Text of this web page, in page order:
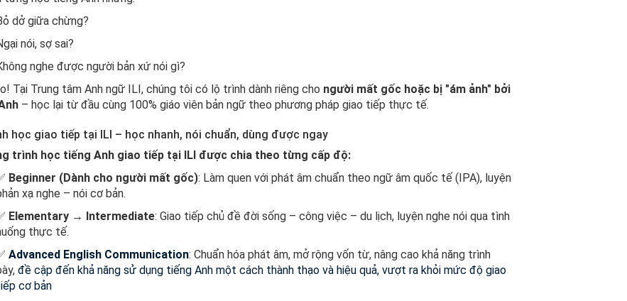
dở giữa chừng?
nói, sợ sai?
nghe được người bản xứ nói gì?
Tại Trung tâm Anh ngữ ILI, chúng tôi có lộ trình dành riêng cho người mất gốc hoặc bị "ám ảnh" bởi
– học lại từ đầu cùng 100% giáo viên bản ngữ theo phương pháp giao tiếp thực tế.
học giao tiếp tại ILI – học nhanh, nói chuẩn, dùng được ngay
trình học tiếng Anh giao tiếp tại ILI được chia theo từng cấp độ:
Beginner (Dành cho người mất gốc): Làm quen với phát âm chuẩn theo ngữ âm quốc tế (IPA), luyện
xạ nghe – nói cơ bản.
Elementary → Intermediate: Giao tiếp chủ đề đời sống – công việc – du lịch, luyện nghe nói qua tình
thực tế.
Advanced English Communication: Chuẩn hóa phát âm, mở rộng vốn từ, nâng cao khả năng trình
đề cập đến khả năng sử dụng tiếng Anh một cách thành thạo và hiệu quả, vượt ra khỏi mức độ giao
cơ bản